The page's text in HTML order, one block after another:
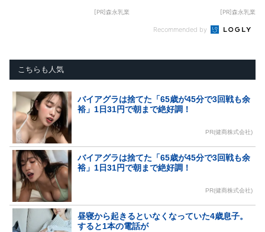
[PR]森永乳業 [PR]森永乳業
Recommended by
こちらも人気
バイアグラは捨てた「65歳が45分で3回戦も余
裕」1日31円で朝まで絶好調！
PR(健商株式会社)
バイアグラは捨てた「65歳が45分で3回戦も余
裕」1日31円で朝まで絶好調！
PR(健商株式会社)
昼寝から起きるといなくなっていた4歳息子。
すると1本の電話が